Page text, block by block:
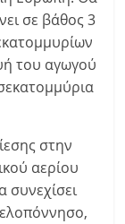
σε βάθος 3
του αγωγού
στην
αερίου
συνεχίσει